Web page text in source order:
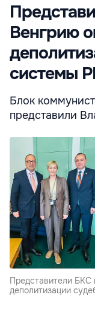
Венгрию
системы
Блок
представили
Представители БКС
деполитизации